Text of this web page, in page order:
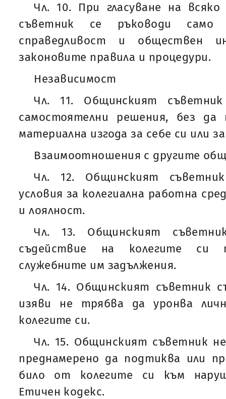
Чл. 10. При гласуване на
съветник се ръководи
справедливост и обществен
законовите правила и процедури.
Независимост
Чл. 11. Общинският
самостоятелни решения, без да
материална изгода за себе си или
Взаимоотношения с другите
Чл. 12. Общинският
условия за колегиална работна
и лоялност.
Чл. 13. Общинският
съдействие на колегите си
служебните им задължения.
Чл. 14. Общинският съветник
изяви не трябва да уронва
колегите си.
Чл. 15. Общинският съветник
преднамерено да подтиква или
било от колегите си към
Етичен кодекс.